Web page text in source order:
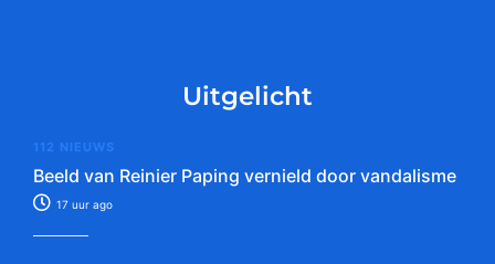
Uitgelicht
112 NIEUWS
Beeld van Reinier Paping vernield door vandalisme
17 uur ago